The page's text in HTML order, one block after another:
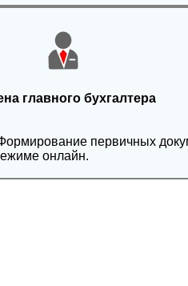
главного бухгалтера
первичных
онлайн.